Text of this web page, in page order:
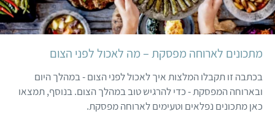
מתכונים לארוחה מפסקת – מה לאכול לפני הצום
בכתבה זו תקבלו המלצות איך לאכול לפני הצום - במהלך היום
ובארוחה המפסקת - כדי להרגיש טוב במהלך הצום. בנוסף, תמצאו
כאן מתכונים נפלאים וטעימים לארוחה מפסקת.